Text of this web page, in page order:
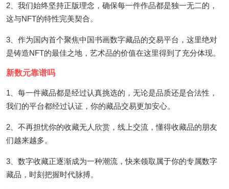
2、我们始终坚持正版理念，确保每一件作品都是独一无二的，
这与NFT的特性完美契合。
3、作为国内首个聚焦中国书画数字藏品的交易平台，这里绝对
是铸造NFT的最佳之地，艺术品的价值在这里得到了充分体现。
新数元靠谱吗
1、每一件藏品都是经过认真挑选的，无论是品质还是合法性，
我们的平台都经过认证，你的藏品交易更加安心。
2、不再担忧你的收藏无人欣赏，线上交流，懂得收藏品的朋友
们越来越多。
3、数字收藏正逐渐成为一种潮流，快来领取属于你的专属数字
藏品，时刻把握时代脉搏。